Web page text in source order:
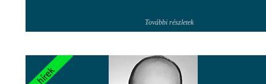
További részletek